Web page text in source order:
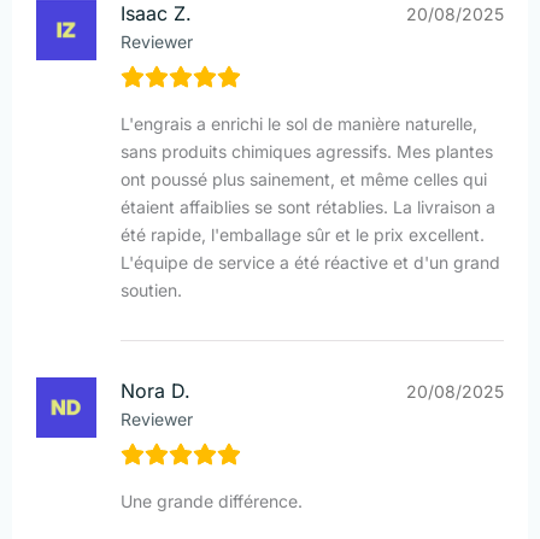
Isaac Z.
Reviewer
20/08/2025
L'engrais a enrichi le sol de manière naturelle,
sans produits chimiques agressifs. Mes plantes
ont poussé plus sainement, et même celles qui
étaient affaiblies se sont rétablies. La livraison a
été rapide, l'emballage sûr et le prix excellent.
L'équipe de service a été réactive et d'un grand
soutien.
Nora D.
Reviewer
20/08/2025
Une grande différence.